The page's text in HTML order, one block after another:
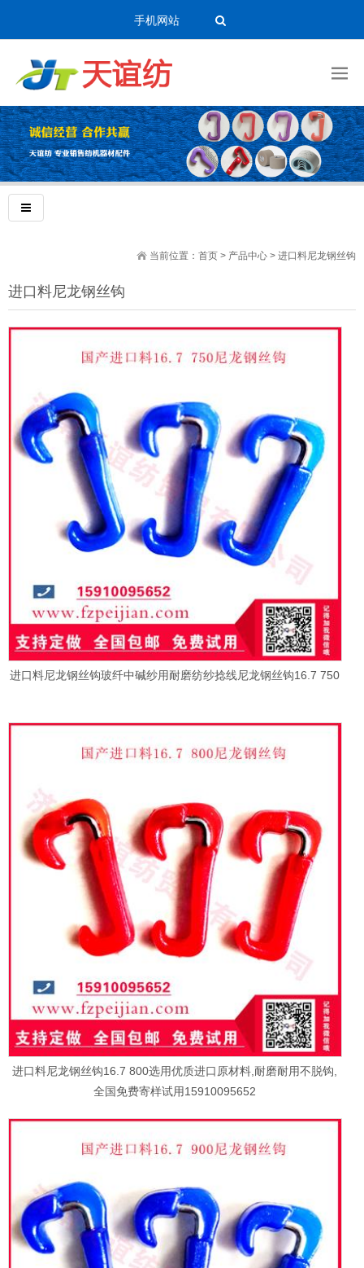
手机网站
当前位置： 首页 > 产品中心 > 进口料尼龙钢丝钩
进口料尼龙钢丝钩
进口料尼龙钢丝钩玻纤中碱纱用耐磨纺纱捻线尼龙钢丝钩16.7 750
进口料尼龙钢丝钩16.7 800选用优质进口原材料,耐磨耐用不脱钩,
全国免费寄样试用15910095652